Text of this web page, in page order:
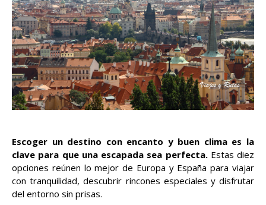
Escoger un destino con encanto y buen clima es la
clave para que una escapada sea perfecta. Estas diez
opciones reúnen lo mejor de Europa y España para viajar
con tranquilidad, descubrir rincones especiales y disfrutar
del entorno sin prisas.